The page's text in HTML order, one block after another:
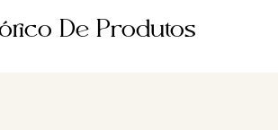
De Produtos